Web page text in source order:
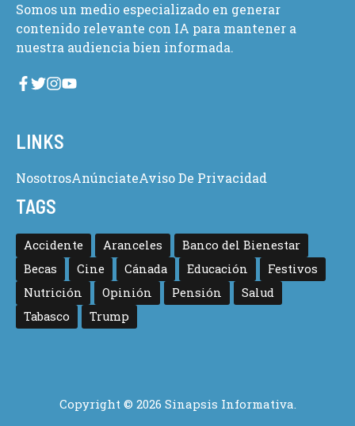
Somos un medio especializado en generar
contenido relevante con IA para mantener a
nuestra audiencia bien informada.
LINKS
NosotrosAnúnciateAviso De Privacidad
TAGS
Accidente Aranceles
Banco del Bienestar
Becas
Cine Cánada Educación
Festivos
Nutrición
Opinión Pensión
Salud
Tabasco
Trump
Copyright © 2026 Sinapsis Informativa.